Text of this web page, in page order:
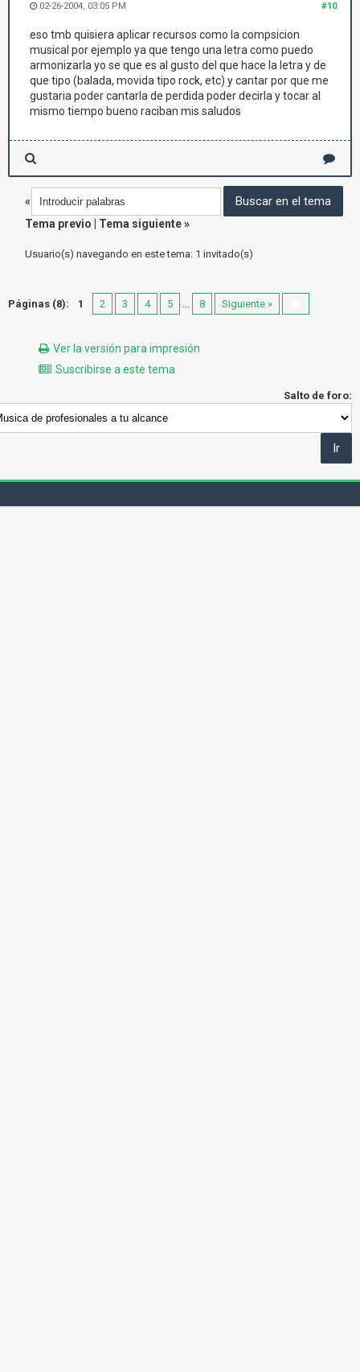
#10
02-26-2004, 03:05 PM
eso tmb quisiera aplicar recursos como la compsicion
musical por ejemplo ya que tengo una letra como puedo
armonizarla yo se que es al gusto del que hace la letra y de
que tipo (balada, movida tipo rock, etc) y cantar por que me
gustaria poder cantarla de perdida poder decirla y tocar al
mismo tiempo bueno raciban mis saludos
«
Tema previo
Tema siguiente»
Usuario(s) navegando en este tema: 1 invitado(s)
Páginas (8): 1 2 3 4 5 ... 8 Siguiente »
Ver la versión para impresión
Suscribirse a este tema
Salto de foro: